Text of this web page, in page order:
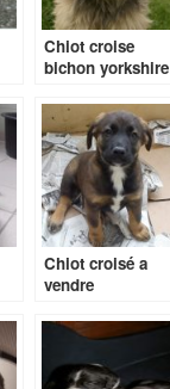
Chiot croise
bichon yorkshire
Chiot croisé a
vendre